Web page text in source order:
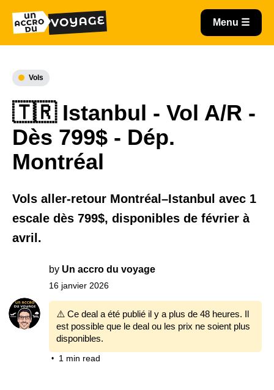
Vols
🇹🇷 Istanbul - Vol A/R -
Dès 799$ - Dép.
Montréal
Vols aller-retour Montréal–Istanbul avec 1
escale dès 799$, disponibles de février à
avril.
by Un accro du voyage
16 janvier 2026
⚠️ Ce deal a été publié il y a plus de 48 heures. Il
est possible que le deal ou les prix ne soient plus
disponibles.
• 1 min read